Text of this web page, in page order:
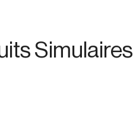
Simulaires